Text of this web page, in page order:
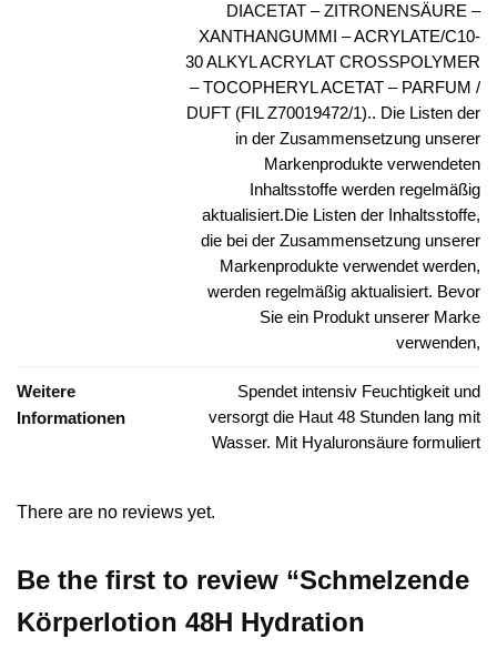
DIACETAT – ZITRONENSÄURE –
XANTHANGUMMI – ACRYLATE/C10-
30 ALKYL ACRYLAT CROSSPOLYMER
– TOCOPHERYL ACETAT – PARFUM /
DUFT (FIL Z70019472/1).. Die Listen der
in der Zusammensetzung unserer
Markenprodukte verwendeten
Inhaltsstoffe werden regelmäßig
aktualisiert.Die Listen der Inhaltsstoffe,
die bei der Zusammensetzung unserer
Markenprodukte verwendet werden,
werden regelmäßig aktualisiert. Bevor
Sie ein Produkt unserer Marke
verwenden,
Weitere
Informationen
Spendet intensiv Feuchtigkeit und
versorgt die Haut 48 Stunden lang mit
Wasser. Mit Hyaluronsäure formuliert
There are no reviews yet.
Be the first to review “Schmelzende
Körperlotion 48H Hydration